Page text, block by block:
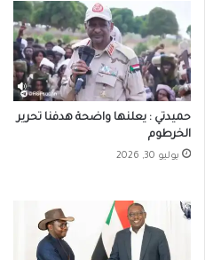
حميدتي : يعلنها واضحة هدفنا تحرير
الخرطوم
يوليو 30, 2026